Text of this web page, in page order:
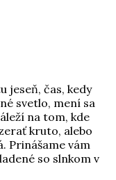
jeseň, čas, kedy
svetlo, mení sa
na tom, kde
kruto, alebo
Prinášame vám
so slnkom v